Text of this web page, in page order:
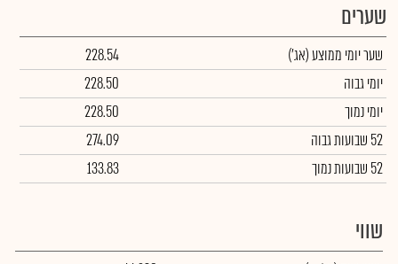
שערים
שער יומי ממוצע(אג')
228.54
יומי גבוה
228.50
יומי נמוך
228.50
52 שבועות גבוה
274.09
52 שבועות נמוך
133.83
שווי